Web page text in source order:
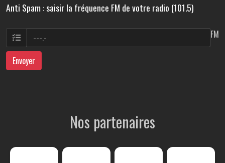
Anti Spam : saisir la fréquence FM de votre radio (101.5)
FM
Envoyer
Nos partenaires